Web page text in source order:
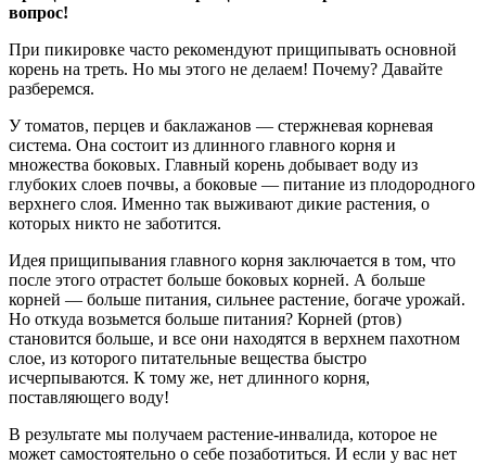
вопрос!
При пикировке часто рекомендуют прищипывать основной
корень на треть. Но мы этого не делаем! Почему? Давайте
разберемся.
У томатов, перцев и баклажанов — стержневая корневая
система. Она состоит из длинного главного корня и
множества боковых. Главный корень добывает воду из
глубоких слоев почвы, а боковые — питание из плодородного
верхнего слоя. Именно так выживают дикие растения, о
которых никто не заботится.
Идея прищипывания главного корня заключается в том, что
после этого отрастет больше боковых корней. А больше
корней — больше питания, сильнее растение, богаче урожай.
Но откуда возьмется больше питания? Корней (ртов)
становится больше, и все они находятся в верхнем пахотном
слое, из которого питательные вещества быстро
исчерпываются. К тому же, нет длинного корня,
поставляющего воду!
В результате мы получаем растение-инвалида, которое не
может самостоятельно о себе позаботиться. И если у вас нет